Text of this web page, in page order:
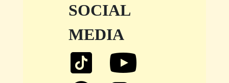
SOCIAL
MEDIA